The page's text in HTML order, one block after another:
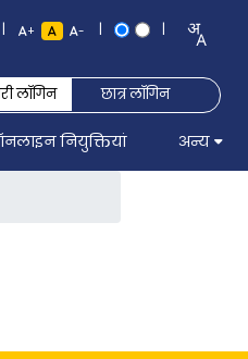
| + - | |
लॉगिन छात्र लॉगिन
नियुक्तियां अन्य